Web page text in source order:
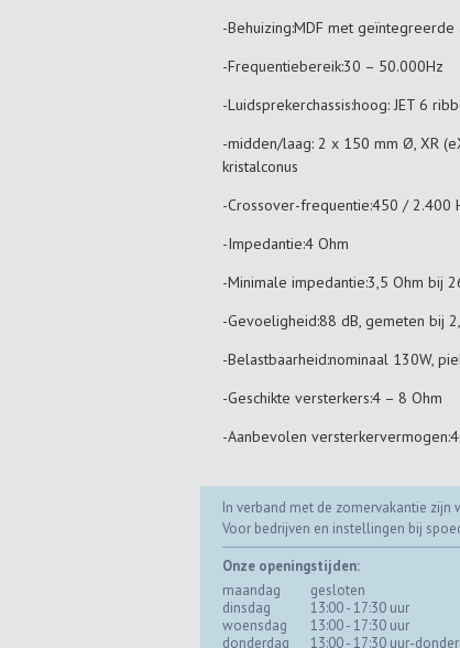
-Behuizing:MDF met geïntegreerde
-Frequentiebereik:30 – 50.000Hz
-Luidsprekerchassis:hoog: JET 6
-midden/laag: 2 x 150 mm Ø, XR
kristalconus
-Crossover-frequentie:450 / 2.400
-Impedantie:4 Ohm
-Minimale impedantie:3,5 Ohm bij
-Gevoeligheid:88 dB, gemeten bij
-Belastbaarheid:nominaal 130W,
-Geschikte versterkers:4 – 8 Ohm
-Aanbevolen
In verband met de zomervakantie
Voor bedrijven en instellingen bij
Onze openingstijden:
maandag
gesloten
dinsdag
13:00 - 17:30 uur
woensdag
13:00 - 17:30 uur
donderdag
13:00 - 17:30 uur-